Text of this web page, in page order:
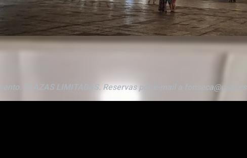
PLAZAS LIMITADAS. Reservas por e-mail a fonseca@usal.es